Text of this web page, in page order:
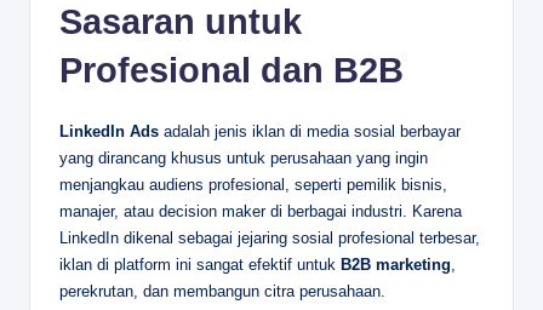
Sasaran untuk
Profesional dan B2B
LinkedIn Ads adalah jenis iklan di media sosial berbayar
yang dirancang khusus untuk perusahaan yang ingin
menjangkau audiens profesional, seperti pemilik bisnis,
manajer, atau decision maker di berbagai industri. Karena
LinkedIn dikenal sebagai jejaring sosial profesional terbesar,
iklan di platform ini sangat efektif untuk B2B marketing
perekrutan, dan membangun citra perusahaan.